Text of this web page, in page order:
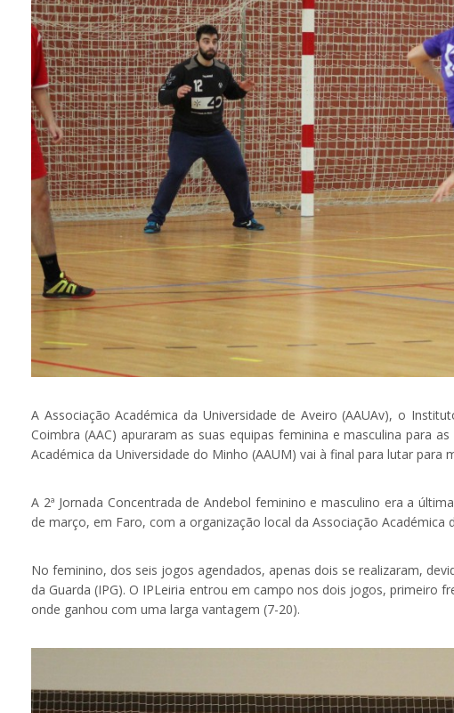
A Associação Académica da Universidade de Aveiro (AAUAv), o
Coimbra (AAC) apuraram as suas equipas feminina e masculina para
Académica da Universidade do Minho (AAUM) vai à final para lutar para
A 2ª Jornada Concentrada de Andebol feminino e masculino era a
de março, em Faro, com a organização local da Associação Académica
No feminino, dos seis jogos agendados, apenas dois se realizaram,
da Guarda (IPG). O IPLeiria entrou em campo nos dois jogos, primeiro
onde ganhou com uma larga vantagem (7-20).